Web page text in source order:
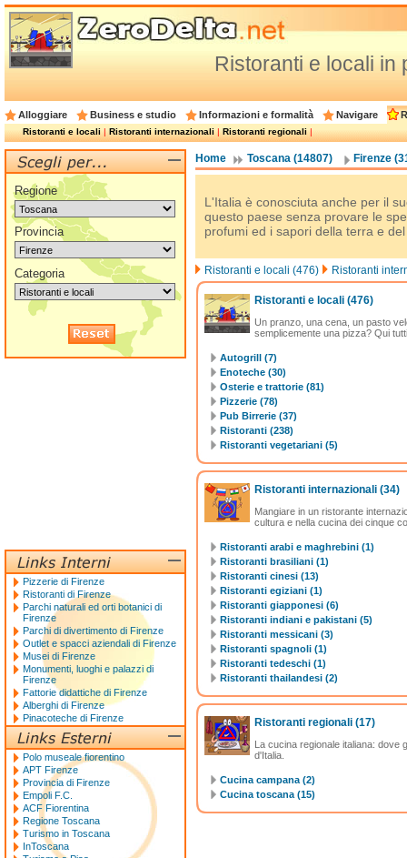
Ristoranti e locali in
Alloggiare Business e studio Informazioni e formalità Navigare
Ristoranti e locali|Ristoranti internazionali|Ristoranti regionali|
Home Toscana (14807) Firenze
L'Italia è conosciuta anche per il
questo paese senza provare le
profumi ed i sapori della terra e
Ristoranti e locali (476) Ristoranti
Ristoranti e locali (476)
Un pranzo, una cena, un pasto
semplicemente una pizza? Qui
Autogrill (7)
Enoteche (30)
Osterie e trattorie (81)
Pizzerie (78)
Pub Birrerie (37)
Ristoranti (238)
Ristoranti vegetariani (5)
Ristoranti internazionali (34)
Mangiare in un ristorante
cultura e nella cucina dei cinque
Ristoranti arabi e maghrebini (1)
Ristoranti brasiliani (1)
Ristoranti cinesi (13)
Ristoranti egiziani (1)
Ristoranti giapponesi (6)
Ristoranti indiani e pakistani (5)
Ristoranti messicani (3)
Ristoranti spagnoli (1)
Ristoranti tedeschi (1)
Ristoranti thailandesi (2)
Ristoranti regionali (17)
La cucina regionale italiana: dove
d'Italia.
Cucina campana (2)
Cucina toscana (15)
Regione
Provincia
Categoria
Pizzerie di Firenze
Ristoranti di Firenze
Parchi naturali ed orti botanici di
Firenze
Parchi di divertimento di Firenze
Outlet e spacci aziendali di Firenze
Musei di Firenze
Monumenti, luoghi e palazzi di
Firenze
Fattorie didattiche di Firenze
Alberghi di Firenze
Pinacoteche di Firenze
Polo museale fiorentino
APT Firenze
Provincia di Firenze
Empoli F.C.
ACF Fiorentina
Regione Toscana
Turismo in Toscana
InToscana